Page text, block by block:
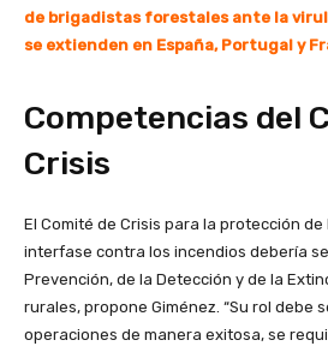
de brigadistas forestales ante la
se extienden en España, Portugal y
Competencias del
Crisis
El Comité de Crisis para la protección
interfase contra los incendios debería
Prevención, de la Detección y de la
rurales, propone Giménez. “Su rol debe
operaciones de manera exitosa, se